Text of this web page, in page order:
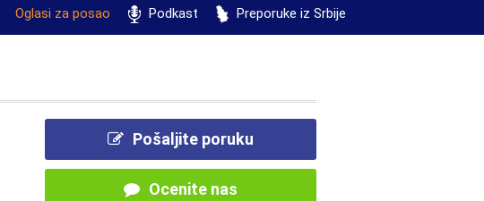
Oglasi za posao Podkast Preporuke iz Srbije
Pošaljite poruku
Ocenite nas